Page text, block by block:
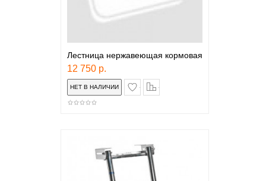
Лестница нержавеющая кормовая
12 750 р.
в закладки